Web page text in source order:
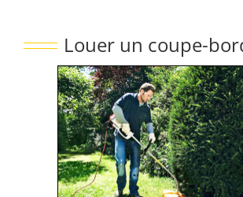
contenu
Louer un coupe-